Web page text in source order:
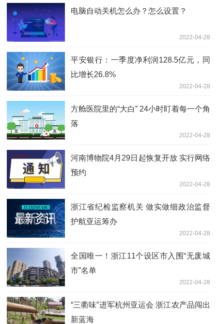
电脑自动关机怎么办？怎么设置？
2022-04-28
平安银行：一季度净利润128.5亿元，同
比增长26.8%
2022-04-28
方舱医院里的“大白” 24小时盯着每一个角
落
2022-04-28
河南博物院4月29日起恢复开放 实行网络
预约
2022-04-28
浙江省纪检监察机关 做实做细政治监督
护航亚运筹办
2022-04-28
全国唯一！浙江11个设区市入围“无废城
市”名单
2022-04-28
“三衢味”进军杭州亚运会 浙江农产品闯出
新蓝海